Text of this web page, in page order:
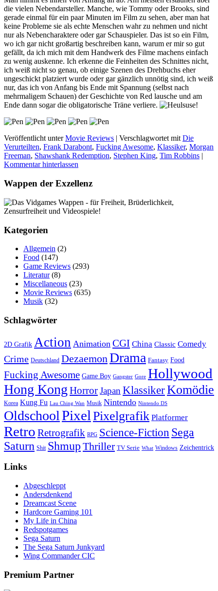
die vielen Nebendarsteller. Manche, wie Tommy oder Brooks, sind
gerade einmal für ein paar Minuten im Film zu sehen, aber man hat
keine Probleme sie als echte Menschen wahr zu nehmen und nicht
nur als Nebencharaktere oder gar Schauspieler. Das ist so ein Film,
wo ich gar nicht großartig beschreiben kann, warum er mir so gut
gefällt, da ich mich mit dem Handwerk des Filme machens einfach
zu wenig auskenne. Ich erkenne die Feinheiten des Schnittes nicht,
ich weiß nicht so genau, ob einige Szenen des Drehbuchs eher
ungeschickt platziert wurde oder gar gänzlich unnötig sind, ich weiß
nur, das ich von Anfang bis Ende mit Spannung (selbst nach
mehrmaligem Schauen) der Geschichte von Red lausche und am
Ende dann sogar die obligatorische Träne verliere.
Veröffentlicht unter Movie Reviews | Verschlagwortet mit Die
Verurteilten, Frank Darabont, Fucking Awesome, Klassiker, Morgan
Freeman, Shawshank Redemption, Stephen King, Tim Robbins |
Kommentar hinterlassen
Wappen der Exzellenz
Kategorien
Allgemein (2)
Food (147)
Game Reviews (293)
Literatur(8)
Miscellaneous (23)
Movie Reviews (635)
Musik (32)
Schlagwörter
2D Grafik Action Animation CGI China Classic Comedy
Crime Deutschland Dezaemon Drama Fantasy Food
Fucking Awesome Game Boy Gangster Gore Hollywood
Hong Kong HorrorJapan KlassikerKomödie
Korea Kung Fu Lau Ching Wan Musik Nintendo Nintendo DS
Oldschool Pixel Pixelgrafik Platformer
Retro Retrografik RPG Science-Fiction Sega
Saturn Shit Shmup Thriller TV Serie What Windows Zeichentrick
Links
Abgeschleppt
Andersdenkend
Dreamcast Scene
Hardcore Gaming 101
My Life in China
Redspotgames
Sega Saturn
The Sega Saturn Junkyard
Wing Commander CIC
Premium Partner